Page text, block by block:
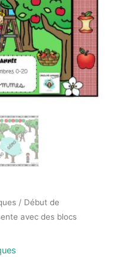
/ Début de
avec des blocs